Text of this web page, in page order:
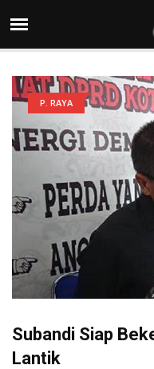
P. RAYA
Subandi Siap
Lantik